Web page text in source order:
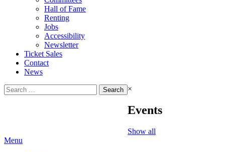
Hall of Fame
Renting
Jobs
Accessibility
Newsletter
Ticket Sales
Contact
News
Search
for:
×
Events
Show all
Menu